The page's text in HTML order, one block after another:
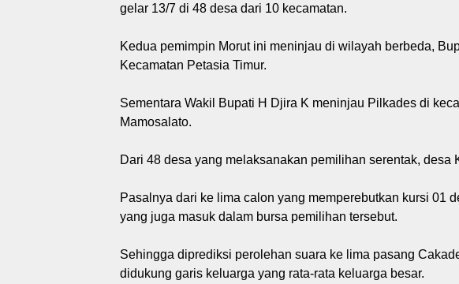
gelar 13/7 di 48 desa dari 10 kecamatan.
Kedua pemimpin Morut ini meninjau di wilayah berbeda,
Kecamatan Petasia Timur.
Sementara Wakil Bupati H Djira K meninjau Pilkades di
Mamosalato.
Dari 48 desa yang melaksanakan pemilihan serentak, desa
Pasalnya dari ke lima calon yang memperebutkan kursi 01
yang juga masuk dalam bursa pemilihan tersebut.
Sehingga diprediksi perolehan suara ke lima pasang
didukung garis keluarga yang rata-rata keluarga besar.